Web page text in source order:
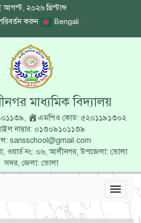
২০২৬ খ্রিস্টাব্দ
করুন
Bengali ▼
মাধ্যমিক বিদ্যালয়
,
এমপিও কোড: ৫২০১১৯১৩০২
নাম্বার: ০১৩০৯১০১১৩৯
sansschool@gmail.com
ওয়ার্ড নং: ০৬, আলীনগর, উপজেলা: ভোলা
সদর, জেলা: ভোলা
Toggle